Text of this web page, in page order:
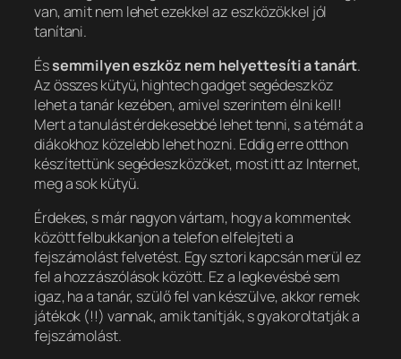
van, amit nem lehet ezekkel az eszközökkel jól
tanítani.
Éssemmilyen eszköz nem helyettesíti a tanárt.
Az összes kütyü, hightech gadget segédeszköz
lehet a tanár kezében, amivel szerintem élni kell!
Mert a tanulást érdekesebbé lehet tenni, s a témát a
diákokhoz közelebb lehet hozni. Eddig erre otthon
készítettünk segédeszközöket, most itt az Internet,
meg a sok kütyü.
Érdekes, s már nagyon vártam, hogy a kommentek
között felbukkanjon a telefon elfelejteti a
fejszámolást felvetést. Egy sztori kapcsán merül ez
fel a hozzászólások között. Ez a legkevésbé sem
igaz, ha a tanár, szülő fel van készülve, akkor remek
játékok (!!) vannak, amik tanítják, s gyakoroltatják a
fejszámolást.